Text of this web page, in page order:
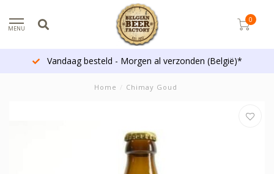
MENU
0
Vandaag besteld - Morgen al verzonden (België)*
Home / Chimay Goud